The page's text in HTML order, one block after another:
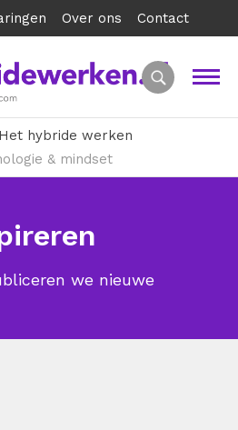
Over ons Contact
Het hybride werken
& mindset
we nieuwe